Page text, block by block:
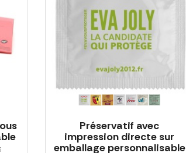
Préservatif avec
impression directe sur
emballage personnalisable